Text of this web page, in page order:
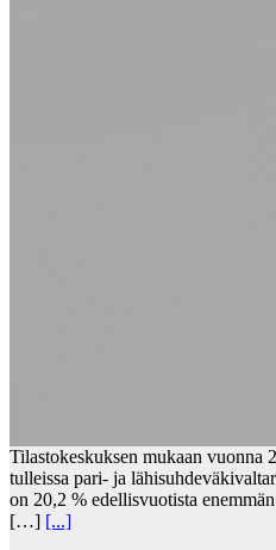
Tilastokeskuksen mukaan vuonna
tulleissa pari- ja
on 20,2 % edellisvuotista
[…] [...]